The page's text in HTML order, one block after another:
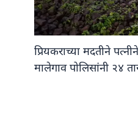
प्रियकराच्या मदतीने
मालेगाव पोलिसांनी २४